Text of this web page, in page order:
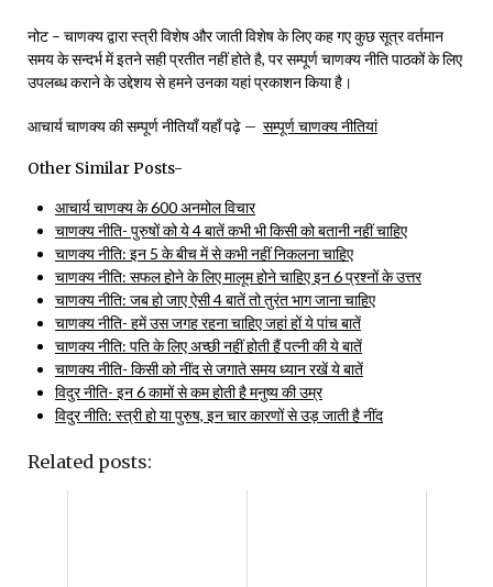
नोट – चाणक्य द्वारा स्त्री विशेष और जाती विशेष के लिए कह गए कुछ सूत्र वर्तमान
समय के सन्दर्भ में इतने सही प्रतीत नहीं होते है, पर सम्पूर्ण चाणक्य नीति पाठकों के लिए
उपलब्ध कराने के उद्देशय से हमने उनका यहां प्रकाशन किया है।
आचार्य चाणक्य की सम्पूर्ण नीतियाँ यहाँ पढ़े – सम्पूर्ण चाणक्य नीतियां
Other Similar Posts-
आचार्य चाणक्य के 600 अनमोल विचार
चाणक्य नीति- पुरुषों को ये 4 बातें कभी भी किसी को बतानी नहीं चाहिए
चाणक्य नीति: इन 5 के बीच में से कभी नहीं निकलना चाहिए
चाणक्य नीति: सफल होने के लिए मालूम होने चाहिए इन 6 प्रश्नों के उत्तर
चाणक्य नीति: जब हो जाए ऐसी 4 बातें तो तुरंत भाग जाना चाहिए
चाणक्य नीति- हमें उस जगह रहना चाहिए जहां हों ये पांच बातें
चाणक्य नीति: पति के लिए अच्छी नहीं होती हैं पत्नी की ये बातें
चाणक्य नीति- किसी को नींद से जगाते समय ध्यान रखें ये बातें
विदुर नीति- इन 6 कामों से कम होती है मनुष्य की उम्र
विदुर नीति: स्त्री हो या पुरुष, इन चार कारणों से उड़ जाती है नींद
Related posts: